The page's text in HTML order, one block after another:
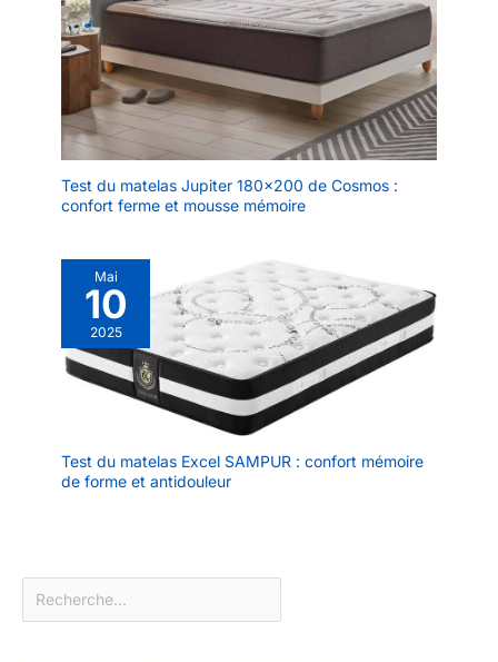
Test du matelas Jupiter 180×200 de Cosmos :
confort ferme et mousse mémoire
Mai
10
2025
Test du matelas Excel SAMPUR : confort mémoire
de forme et antidouleur